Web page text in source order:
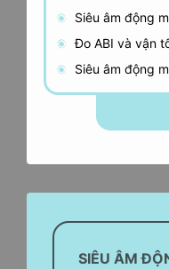
Siêu âm động
Đo ABI và vận
Siêu âm động
SIÊU ÂM